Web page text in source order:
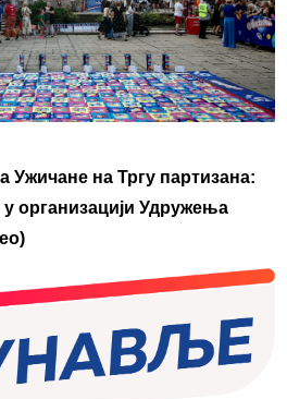
Ужичане на Тргу партизана:
организацији Удружења